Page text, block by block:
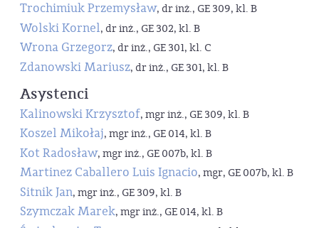
Trochimiuk Przemysław, dr inż., GE 309, kl. B
Wolski Kornel, dr inż., GE 302, kl. B
Wrona Grzegorz, dr inż., GE 301, kl. C
Zdanowski Mariusz, dr inż., GE 301, kl. B
Asystenci
Kalinowski Krzysztof, mgr inż., GE 309, kl. B
Koszel Mikołaj, mgr inż., GE 014, kl. B
Kot Radosław, mgr inż., GE 007b, kl. B
Martinez Caballero Luis Ignacio, mgr, GE 007b, kl. B
Sitnik Jan, mgr inż., GE 309, kl. B
Szymczak Marek, mgr inż., GE 014, kl. B